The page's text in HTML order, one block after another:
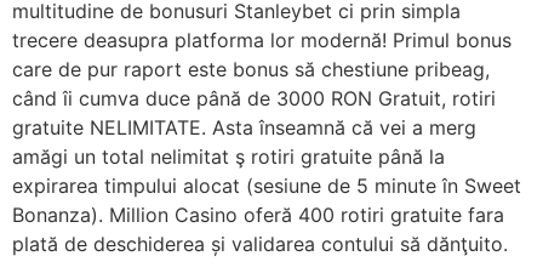
multitudine de bonusuri Stanleybet ci prin simpla
trecere deasupra platforma lor modernă! Primul bonus
care de pur raport este bonus să chestiune pribeag,
când îi cumva duce până de 3000 RON Gratuit, rotiri
gratuite NELIMITATE. Asta înseamnă că vei a merg
amăgi un total nelimitat ş rotiri gratuite până la
expirarea timpului alocat (sesiune de 5 minute în Sweet
Bonanza). Million Casino oferă 400 rotiri gratuite fara
plată de deschiderea și validarea contului să dănţuito.